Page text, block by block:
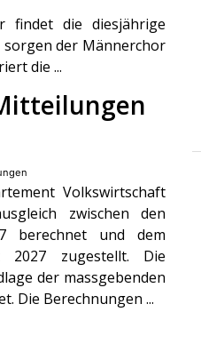
findet die diesjährige
sorgen der Männerchor
die ...
Volkswirtschaft
zwischen den
berechnet und dem
2027 zugestellt. Die
der massgebenden
Die Berechnungen ...